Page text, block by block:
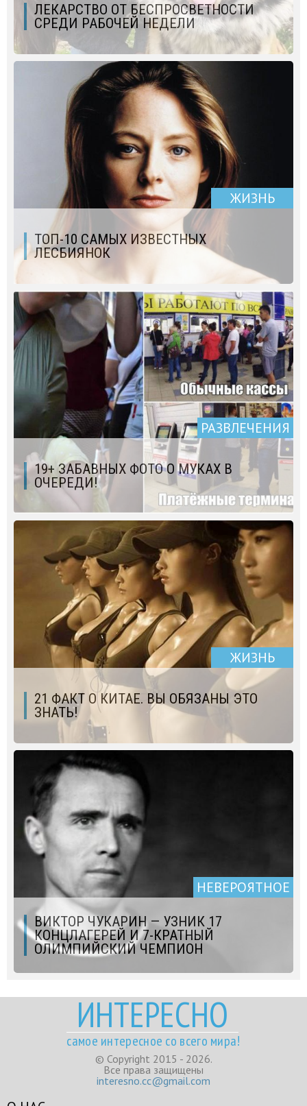
ЛЕКАРСТВО ОТ БЕСПРОСВЕТНОСТИ
СРЕДИ РАБОЧЕЙ НЕДЕЛИ
ЖИЗНЬ
ТОП-10 САМЫХ ИЗВЕСТНЫХ
ЛЕСБИЯНОК
РАЗВЛЕЧЕНИЯ
19+ ЗАБАВНЫХ ФОТО О МУКАХ В
ОЧЕРЕДИ!
ЖИЗНЬ
​21 ФАКТ О КИТАЕ. ВЫ ОБЯЗАНЫ ЭТО
ЗНАТЬ!
НЕВЕРОЯТНОЕ
ВИКТОР ЧУКАРИН — УЗНИК 17
КОНЦЛАГЕРЕЙ И 7-КРАТНЫЙ
ОЛИМПИЙСКИЙ ЧЕМПИОН
ИНТЕРЕСНО
самое интересное со всего мира!
© Copyright 2015 - 2026.
Все права защищены
interesno.cc@gmail.com